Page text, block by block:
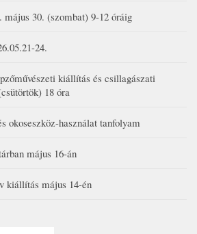
május 30. (szombat) 9-12 óráig
24.
kiállítás és csillagászati
18 óra
okoseszköz-használat tanfolyam
május 16-án
kiállítás május 14-én